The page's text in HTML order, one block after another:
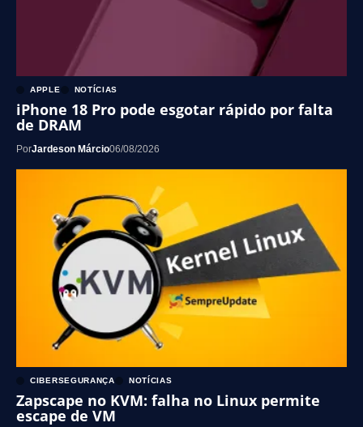
APPLE NOTÍCIAS
iPhone 18 Pro pode esgotar rápido por falta
de DRAM
PorJardeson Márcio06/08/2026
CIBERSEGURANÇA NOTÍCIAS
Zapscape no KVM: falha no Linux permite
escape de VM